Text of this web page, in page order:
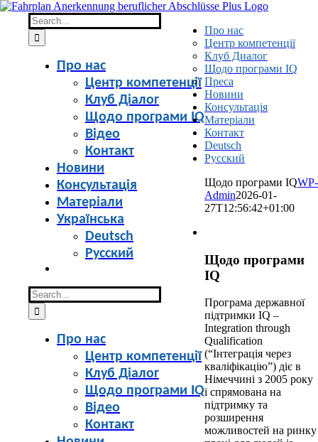
Skip
content
Search
for:
Про нас
Центр компетенції
Клуб Діалог
Щодо програми IQ
Відео
Контакт
Новини
Консультація
Матеріали
Українська
Deutsch
Русский
Search
for:
Про нас
Центр компетенції
Клуб Діалог
Щодо програми IQ
Відео
Контакт
Про нас
Центр компетенції
Клуб Диалог
Щодо програми IQ
Преса
Новини
Консультація
Матеріали
Контакт
Deutsch
Русский
Щодо програми IQWP-
Admin2026-01-
27T12:56:42+01:00
Щодо програми
IQ
Програма державної
підтримки IQ –
Integration through
Qualification
(“Інтеграція через
кваліфікацію”) діє в
Німеччині з 2005 року
і спрямована на
підтримку та
розширення
можливостей на ринку